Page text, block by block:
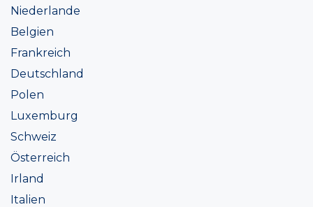
Niederlande
Belgien
Frankreich
Deutschland
Polen
Luxemburg
Schweiz
Österreich
Irland
Italien